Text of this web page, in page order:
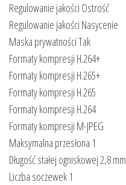
Regulowanie jakości Ostrość
Regulowanie jakości Nasycenie
Maska prywatności Tak
Formaty kompresji H.264+
Formaty kompresji H.265+
Formaty kompresji H.265
Formaty kompresji H.264
Formaty kompresji M-JPEG
Maksymalna przesłona 1
Długość stałej ogniskowej 2,8 mm
Liczba soczewek 1